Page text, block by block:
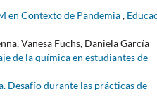
en Contexto de Pandemia,
Vanesa Fuchs, Daniela García
de la química en estudiantes de
Desafío durante las prácticas de